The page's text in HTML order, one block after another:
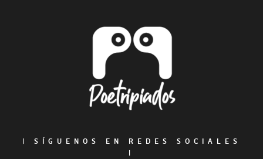
|
SÍGUENOS EN REDES SOCIALES
|